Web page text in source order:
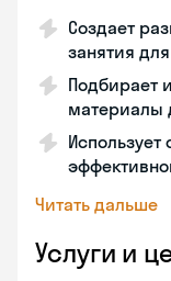
Создает
занятия
Подбирает
материалы
Читать дальше
Услуги и